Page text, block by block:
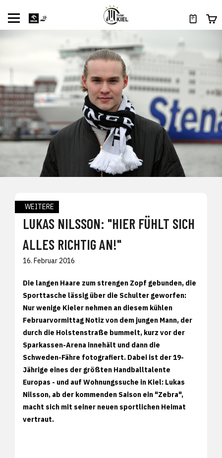
WEITERE
LUKAS NILSSON: "HIER FÜHLT SICH
ALLES RICHTIG AN!"
16. Februar 2016
Die langen Haare zum strengen Zopf gebunden, die
Sporttasche lässig über die Schulter geworfen:
Nur wenige Kieler nehmen an diesem kühlen
Februarvormittag Notiz von dem jungen Mann, der
durch die Holstenstraße bummelt, kurz vor der
Sparkassen-Arena innehält und dann die
Schweden-Fähre fotografiert. Dabei ist der 19-
Jährige eines der größten Handballtalente
Europas - und auf Wohnungssuche in Kiel: Lukas
Nilsson, ab der kommenden Saison ein "Zebra",
macht sich mit seiner neuen sportlichen Heimat
vertraut.